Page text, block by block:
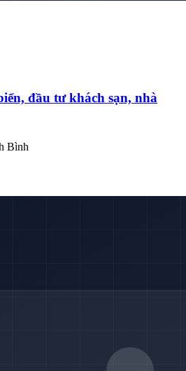
đầu tư khách sạn, nhà
Bình